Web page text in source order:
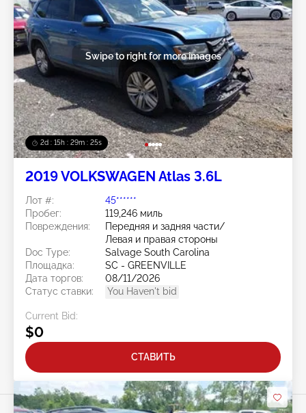
2d : 15h : 29m : 22s
Swipe to right for more images
2019 VOLKSWAGEN Atlas 3.6L
Лот #:
45******
Пробег:
119,246 миль
Повреждения:
Передняя и задняя части/
Левая и правая стороны
Doc Type:
Salvage South Carolina
Площадка:
SC - GREENVILLE
Дата торгов:
08/11/2026
Статус ставки:
You Haven't bid
Current Bid:
$0
СТАВИТЬ